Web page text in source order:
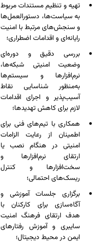
تهیه و تنظیم مستندات مربوط
به سیاست‌ها، دستورالعمل‌ها
و سنجش‌های مرتبط با امنیت
رایانه‌ای و اقدامات اضطراری؛
بررسی دقیق و دوره‌ای
وضعیت امنیتی شبکه‌ها،
نرم‌افزارها و سیستم‌ها
به‌منظور شناسایی نقاط
آسیب‌پذیر و اجرای اقدامات
لازم برای کاهش تهدیدها؛
همکاری با تیم‌های فنی برای
اطمینان از رعایت الزامات
امنیتی در هنگام نصب یا
ارتقای نرم‌افزارها و
سخت‌افزارها و کنترل
ریسک‌های احتمالی؛
برگزاری جلسات آموزشی و
آگاه‌سازی برای کارکنان با
هدف ارتقای فرهنگ امنیت
سایبری و آموزش رفتارهای
ایمن در محیط دیجیتال؛